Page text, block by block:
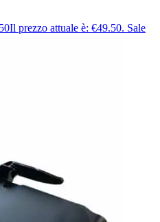
Il prezzo attuale è: €49.50. Sale